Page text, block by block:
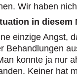
Wir haben
in
einzige Angst,
Behandlungen
konnte ja nur
Keiner hat